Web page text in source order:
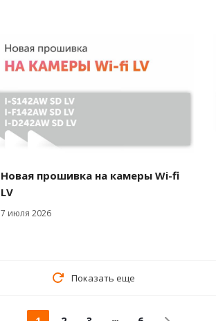
Новая прошивка на камеры Wi-fi
LV
7 июля 2026
Показать еще